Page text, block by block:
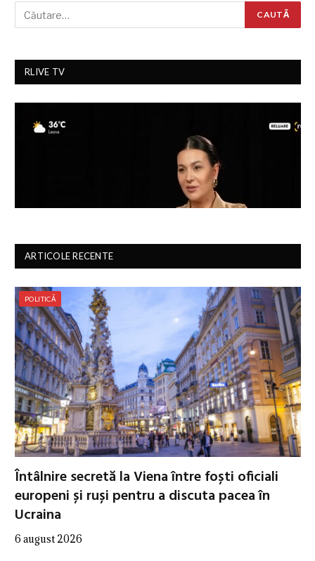
RLIVE TV
ARTICOLE RECENTE
POLITICĂ
Întâlnire secretă la Viena între foști oficiali
europeni și ruși pentru a discuta pacea în
Ucraina
6 august 2026